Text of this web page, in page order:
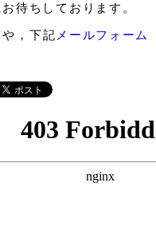
待ちしております。
や，下記 メールフォーム